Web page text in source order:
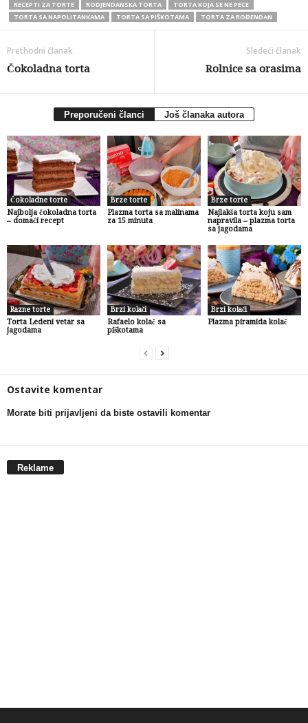
RECEPTI ZA TORTE
RODJENDANSKA TORTA
TORTA KOJA SE NE PECE
TORTA SA NAPOLITANKAMA
TORTA SA PIŠKOTAMA TORTA ZA ROĐENDAN
Prethodni članak
Čokoladna torta
Sledeći članak
Rolnice sa orasima
Preporučeni članci Još članaka autora
Čokoladne torte
Najbolja čokoladna torta
– domaći recept
Brze torte
Plazma torta sa malinama
za 15 minuta
Brze torte
Najlakša torta koju sam
napravila – plazma torta
sa jagodama
Razne torte
Torta Ledeni vetar sa
jagodama
Brzi kolači
Rafaelo kolač sa
piškotama
Brzi kolači
Plazma piramida kolač
Ostavite komentar
Morate biti prijavljeni da biste ostavili komentar
Reklame